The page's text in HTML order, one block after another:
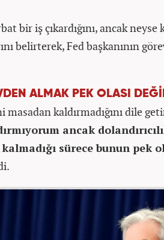
bir iş çıkardığını, ancak
belirterek, Fed başkanının
ALMAK PEK OLASI
kaldırmadığını dile
ancak
sürece bunun pek